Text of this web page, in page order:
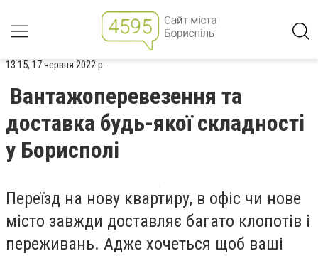
13:15, 17 червня 2022 р.
Вантажоперевезення та
доставка будь-якої складності
у Борисполі
Переїзд на нову квартиру, в офіс чи нове
місто завжди доставляє багато клопотів і
переживань. Адже хочеться щоб ваші